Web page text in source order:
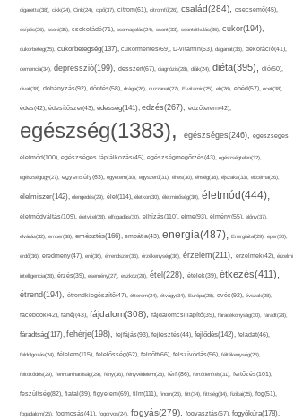
cigaretta(38), cikk(24), Cink(24), cipő(37), citrom(61), citromfű(26), család(284), csecsemő(45),
csípés(26), csoki(35), csokoládé(71), csomagolás(24), csont(33), csontritkulás(36), cukor(194),
cukorbeteg(25), cukorbetegség(137), cukormentes(69), D-vitamin(53), daganat(36), dekoráció(41),
demencia(34), depresszió(199), desszert(67), diagnózis(28), diák(24), diéta(395), dió(50),
divat(38), dohányzás(92), döntés(58), drága(26), duzzanat(27), E-vitamin(25), eb(26), ebéd(57), ecet(38),
édes(42), édesítőszer(43), édesség(141), edzés(267), edzőterem(42),
egészség(1383), egészséges(246), egészséges
életmód(100), egészséges táplálkozás(45), egészségmegőrzés(43), egészségtelen(32),
egészségügy(27), egyensúly(63), egyetem(30), egyszerű(31), éhes(30), éhség(38), éjszaka(33), ekcéma(26),
élelmiszer(142), elengedés(29), élet(114), életkor(30), életminőség(30), életmód(444),
életmódváltás(109), életvitel(28), elfogadás(30), elhízás(110), elme(93), élmény(55), előny(37),
elvárás(32), ember(38), emésztés(166), empátia(43), energia(487), Energiaital(29), eper(30),
erdő(36), eredmény(47), erő(36), érrendszer(36), érzékenység(36), érzelem(211), érzelmek(42), érzelmi
intelligencia(28), érzés(39), esemény(27), eszköz(28), étel(228), ételek(39), étkezés(411),
étrend(194), étrendkiegészítő(47), étterem(24), étvágy(34), Európa(28), evés(92), évszak(28),
facebook(42), fahéj(43), fájdalom(308), fájdalomcsillapító(39), fáradékonyság(30), fáradt(28),
fáradtság(117), fehérje(198), fejfájás(93), fejlesztés(44), fejlődés(142), feladat(46),
feldolgozás(24), félelem(115), felelősség(62), felnőtt(66), felszívódás(56), féltékenység(26),
feltöltődés(29), fenntarthatóság(29), fény(36), fényvédelem(28), férfi(86), fertőtlenítés(31), fertőzés(101),
feszültség(82), fiatal(39), figyelem(69), film(111), finom(26), fitt(34), fittség(34), fizikai(25), fog(51),
fogadalom(25), fogmosás(41), fogorvos(24), fogyás(279), fogyasztás(67), fogyókúra(178),